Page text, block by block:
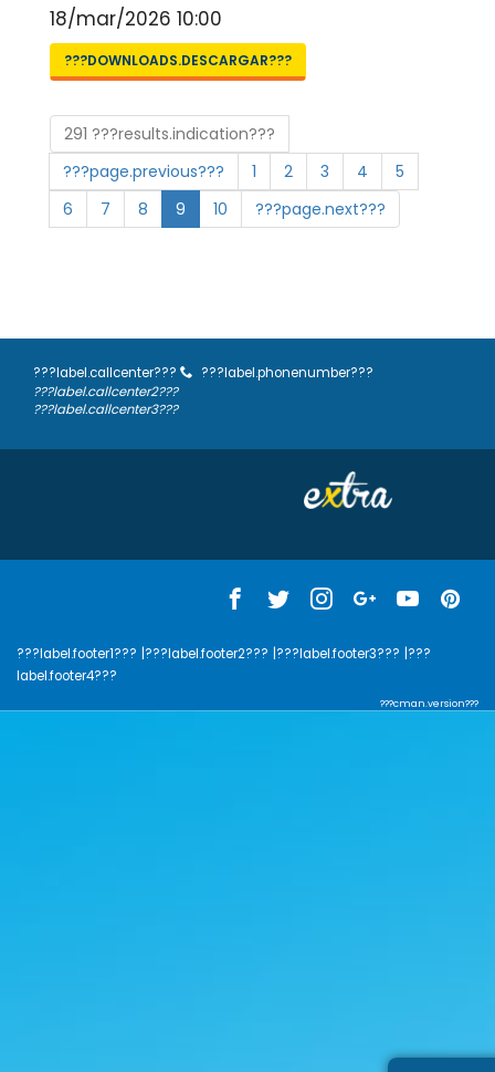
18/mar/2026 10:00
???DOWNLOADS.DESCARGAR???
291 ???results.indication???
???page.previous???
1 2 3 4
5
6
7 8 9 10 ???page.next???
???label.callcenter???
???label.phonenumber???
???label.callcenter2???
???label.callcenter3???
???label.footer1??? |???label.footer2??? |???label.footer3??? |???
label.footer4???
???cman.version???